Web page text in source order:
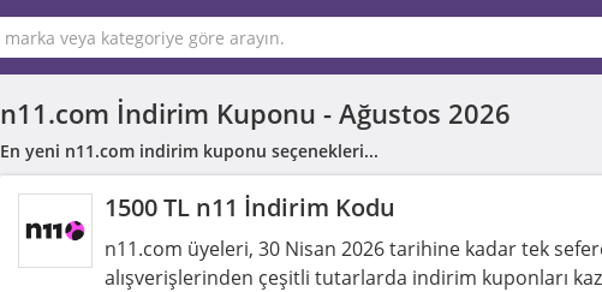
n11.com İndirim Kuponu - Ağustos 2026
En yeni n11.com indirim kuponu seçenekleri...
1500 TL n11 İndirim Kodu
n11.com üyeleri, 30 Nisan 2026 tarihine kadar tek
alışverişlerinden çeşitli tutarlarda indirim kuponları